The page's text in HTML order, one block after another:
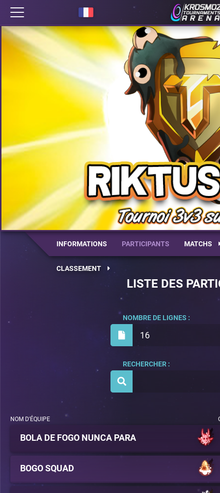
INFORMATIONS PARTICIPANTS MATCHS
CLASSEMENT
LISTE DES
16
NOMBRE DE LIGNES :
RECHERCHER :
NOM D'ÉQUIPE
BOLA DE FOGO NUNCA PARA
BOGO SQUAD